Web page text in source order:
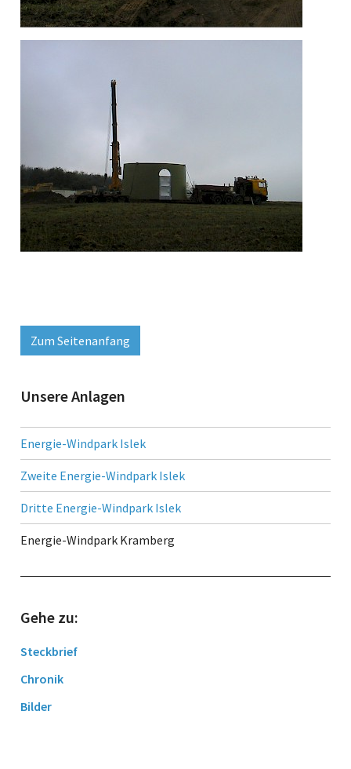
Zum Seitenanfang
Unsere Anlagen
Energie-Windpark Islek
Zweite Energie-Windpark Islek
Dritte Energie-Windpark Islek
Energie-Windpark Kramberg
​Gehe zu:
Steckbrief
Chronik
Bilder